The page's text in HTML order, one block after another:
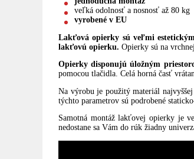
veľká odolnosť a nosnosť až 80 kg
vyrobené v EU
Lakťová opierky sú veľmi
lakťovú opierku. Opierky sú na
Opierky disponujú úložným
pomocou tlačidla. Celá horná časť
Na výrobu je použitý materiál
týchto parametrov sú podrobené
Samotná montáž lakťovej opierky je
nedostane sa Vám do rúk žiadny